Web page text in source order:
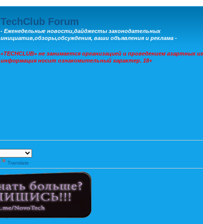
TechClub Forum
- Еженедельные новости,дайджесты законодательных
инициатив,обзоры,обсуждения, ваши объявления и реклама -
«TECHCLUB» не занимается организацией и проведением азартных
информация носит ознакомительный характер. 18+
Translate